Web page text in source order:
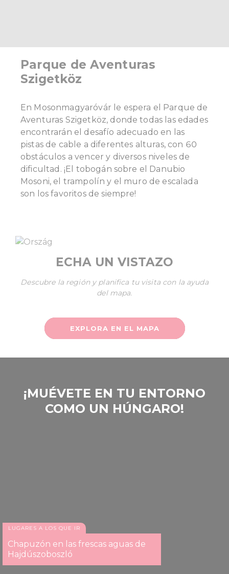
Parque de Aventuras
Szigetköz
En Mosonmagyaróvár le espera el Parque de
Aventuras Szigetköz, donde todas las edades
encontrarán el desafío adecuado en las
pistas de cable a diferentes alturas, con 60
obstáculos a vencer y diversos niveles de
dificultad. ¡El tobogán sobre el Danubio
Mosoni, el trampolín y el muro de escalada
son los favoritos de siempre!
ECHA UN VISTAZO
Descubre la región y planifica tu visita con la ayuda
del mapa.
EXPLORA EN EL MAPA
‎¡MUÉVETE EN TU ENTORNO
COMO UN HÚNGARO!
LUGARES A LOS QUE IR
Chapuzón en las frescas aguas de
Hajdúszoboszló